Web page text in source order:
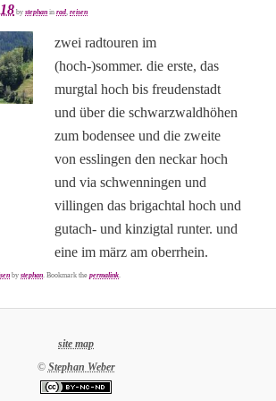
bystephan in rad ,reisen
zwei radtouren im
(hoch-)sommer. die erste, das
murgtal hoch bis freudenstadt
und über die schwarzwaldhöhen
zum bodensee und die zweite
von esslingen den neckar hoch
und via schwenningen und
villingen das brigachtal hoch und
gutach- und kinzigtal runter. und
eine im märz am oberrhein.
bystephan. Bookmark thepermalink.
site map
© Stephan Weber